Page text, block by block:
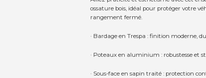
ossature bois, idéal pour protéger votre
rangement fermé.
· Bardage en Trespa : finition moderne,
· Poteaux en aluminium : robustesse et
· Sous-face en sapin traité : protection